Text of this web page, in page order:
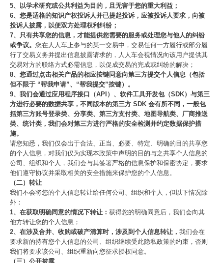
5、以学术研究或公共利益为目的，且无害于您的重大利益；
6、您是适格的知识产权投诉人并已提起投诉，应被投诉人要求，向被
投诉人披露，以便双方处理权利纠纷；
7、只有共享您的信息，才能提供您需要的服务或处理您与他人的纠纷
或争议。 您在人人车上参与的某一交易中，交易任何一方履行或部分履
行了交易义务并提出信息披露请求的，人人车会视情况向该用户提供其
交易对方的联络方式必需信息，以促成交易的完成或纠纷的解决；
8、您通过点击相关产品的相应按键同意向第三方提交个人信息（包括
但不限于 “帮我申请”、“帮我提交”按键）。
9、我们会通过应用程序接口（API）、软件工具开发包（SDK）与第三
方进行必要的数据共享，不同版本的第三方 SDK 会有所不同，一般包
括第三方账号登录类、分享类、第三方支付类、地图导航类、厂商推送
类、统计类，我们会对第三方进行严格的安全检测并约定数据保护措
施。
请您知悉，我们仅会出于合法、正当、必要、特定、明确的目的共享您
的个人信息，对我们仅为实现本政策中声明的目的与之共享个人信息的
公司、组织和个人，我们会与其签署严格的信息保护和保密协定，要求
他们遵守协议并采取相关的安全措施来保护您的个人信息。
（二）转让
我们不会将您的个人信息转让给任何公司、组织和个人，但以下情况除
外：
1、在获取明确同意的情况下转让： 获得您的明确同意后，我们会向其
他方转让您的个人信息；
2、在涉及合并、收购或破产清算时，涉及到个人信息转让， 我们会在
要求新的持有您个人信息的公司、组织继续受此隐私政策的约束，否则
我们将要求该公司、组织重新向您征求授权同意。
（三）公开披露